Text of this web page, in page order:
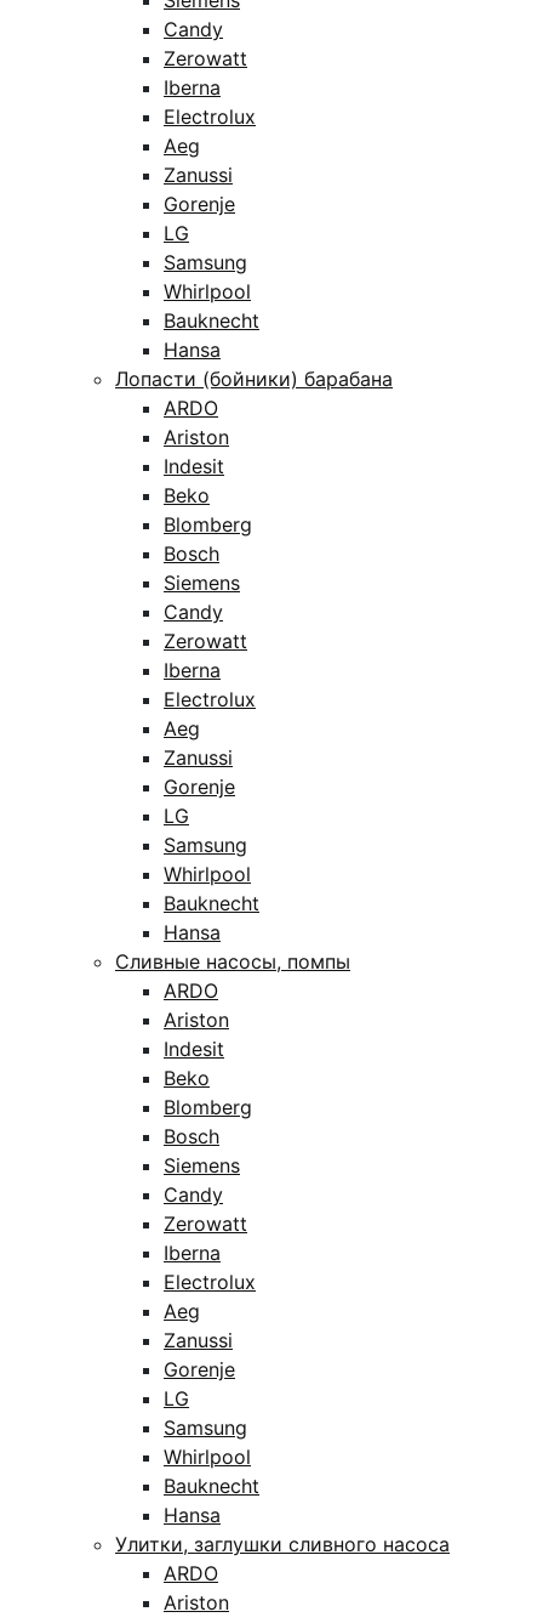
Candy
Zerowatt
Iberna
Electrolux
Aeg
Zanussi
Gorenje
LG
Samsung
Whirlpool
Bauknecht
Hansa
Лопасти (бойники) барабана
ARDO
Ariston
Indesit
Beko
Blomberg
Bosch
Siemens
Candy
Zerowatt
Iberna
Electrolux
Aeg
Zanussi
Gorenje
LG
Samsung
Whirlpool
Bauknecht
Hansa
Сливные насосы, помпы
ARDO
Ariston
Indesit
Beko
Blomberg
Bosch
Siemens
Candy
Zerowatt
Iberna
Electrolux
Aeg
Zanussi
Gorenje
LG
Samsung
Whirlpool
Bauknecht
Hansa
Улитки, заглушки сливного насоса
ARDO
Ariston